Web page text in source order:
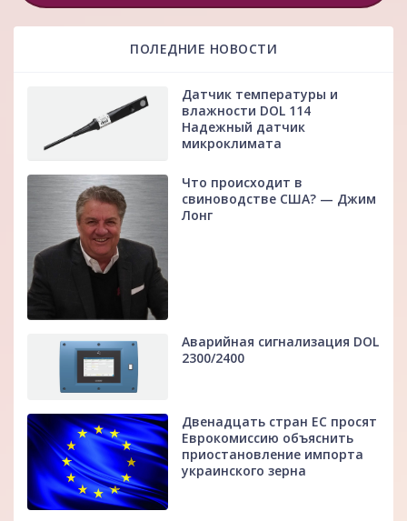
ПОЛЕДНИЕ НОВОСТИ
Датчик температуры и
влажности DOL 114
Надежный датчик
микроклимата
Что происходит в
свиноводстве США? — Джим
Лонг
Аварийная сигнализация DOL
2300/2400
Двенадцать стран ЕС просят
Еврокомиссию объяснить
приостановление импорта
украинского зерна